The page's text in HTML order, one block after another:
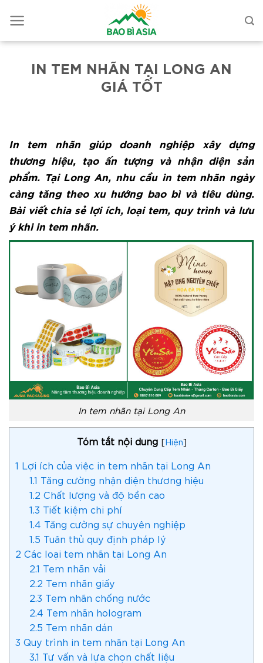
IN TEM NHÃN TẠI LONG AN
GIÁ TỐT
In tem nhãn giúp doanh nghiệp xây dựng
thương hiệu, tạo ấn tượng và nhận diện sản
phẩm. Tại Long An, nhu cầu in tem nhãn ngày
càng tăng theo xu hướng bao bì và tiêu dùng.
Bài viết chia sẻ lợi ích, loại tem, quy trình và lưu
ý khi in tem nhãn.
In tem nhãn tại Long An
Tóm tắt nội dung [Hiện]
1 Lợi ích của việc in tem nhãn tại Long An
1.1 Tăng cường nhận diện thương hiệu
1.2 Chất lượng và độ bền cao
1.3 Tiết kiệm chi phí
1.4 Tăng cường sự chuyên nghiệp
1.5 Tuân thủ quy định pháp lý
2 Các loại tem nhãn tại Long An
2.1 Tem nhãn vải
2.2 Tem nhãn giấy
2.3 Tem nhãn chống nước
2.4 Tem nhãn hologram
2.5 Tem nhãn dán
3 Quy trình in tem nhãn tại Long An
3.1 Tư vấn và lựa chọn chất liệu